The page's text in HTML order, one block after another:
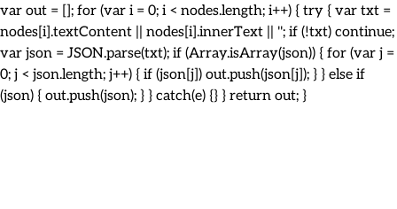
var out = []; for (var i = 0; i < nodes.length; i++) { try { var txt =
nodes[i].textContent || nodes[i].innerText || ''; if (!txt) continue;
var json = JSON.parse(txt); if (Array.isArray(json)) { for (var j =
0; j < json.length; j++) { if (json[j]) out.push(json[j]); } } else if
(json) { out.push(json); } } catch(e) {} } return out; }